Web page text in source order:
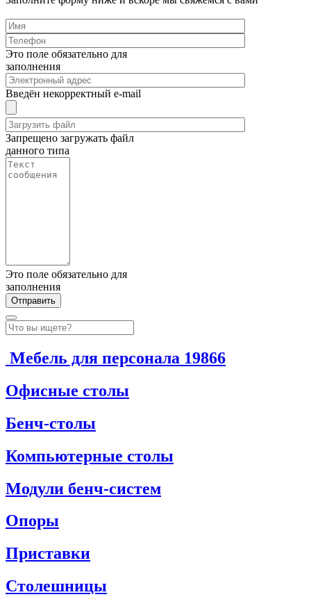
Это поле обязательно для
заполнения
Введён некорректный e-mail
Запрещено загружать файл
данного типа
Это поле обязательно для
заполнения
Мебель для персонала 19866
Офисные столы
Бенч-столы
Компьютерные столы
Модули бенч-систем
Опоры
Приставки
Столешницы